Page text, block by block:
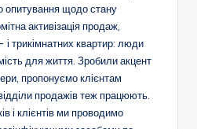
опитування щодо стану
активізація продаж,
трикімнатних квартир: люди
для життя. Зробили акцент
пропонуємо клієнтам
продажів теж працюють.
і клієнтів ми проводимо